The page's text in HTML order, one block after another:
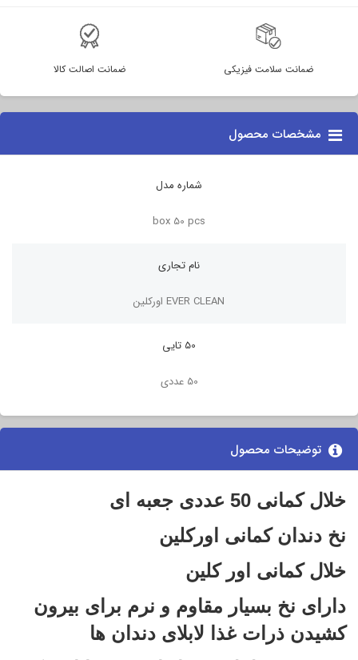
ضمانت سلامت فیزیکی ضمانت اصالت کالا
مشخصات محصول
شماره مدل
box 50 pcs
نام تجاری
EVER CLEAN اورکلین
50 تایی
50 عددی
توضیحات محصول
خلال کمانی 50 عددی جعبه ای
نخ دندان کمانی اورکلین
خلال کمانی اور کلین
دارای نخ بسیار مقاوم و نرم برای بیرون
کشیدن ذرات غذا لابلای دندان ها